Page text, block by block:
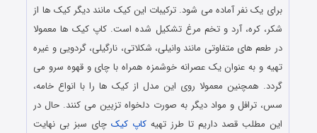
برای یک نفر آماده می ‌شود. ترکیبات این کیک مانند دیگر کیک‌ ها از
شکر، کره، آرد و تخم مرغ تشکیل شده است. کاپ کیک ها معمولا
در طعم های متفاوتی مانند وانیلی، شکلاتی، نارگیلی، گردویی و غیره
تهیه و به عنوان یک عصرانه خوشمزه همراه با چای و قهوه سرو می
گردد. همچنین معمولا روی این مدل از کیک ها را با انواع خامه،
سس، ترافل و مواد دیگر به صورت دلخواه تزیین می کنند. حال در
این مطلب قصد داریم تا طرز تهیه کاپ کیکچای سبز بی نهایت